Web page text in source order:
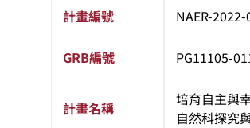
計畫編號 NAER-
GRB編號 PG11105-
計畫名稱
培育自主與
自然科探究